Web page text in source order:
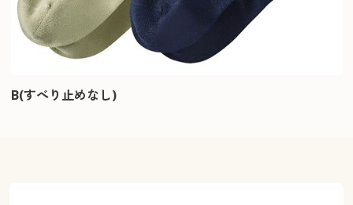
B(すべり止めなし)